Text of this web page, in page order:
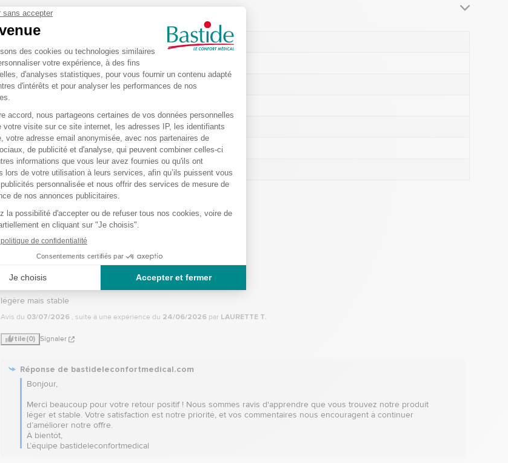
Avis vérifié
légère mais stable
Avis du 03/07/2026 , suite à une expérience du 24/06/2026 par LAURETTE T.
Utile(0) Signaler
Réponse de bastideleconfortmedical.com
Bonjour,
Merci beaucoup pour votre retour positif ! Nous sommes ravis d'apprendre que vous trouvez notre produit
léger et stable. Votre satisfaction est notre priorité, et vos commentaires nous encouragent à continuer
d’améliorer notre offre.
À bientôt,
L’équipe bastideleconfortmedical